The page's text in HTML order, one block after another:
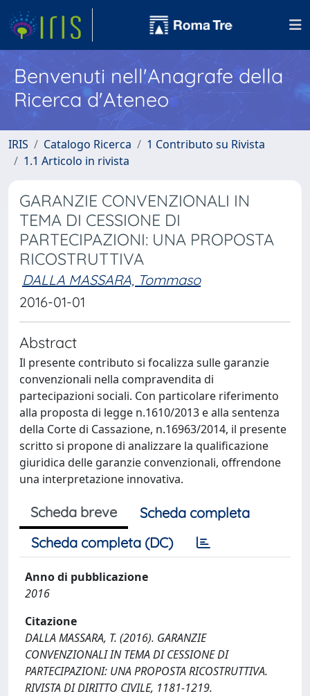
Benvenuti nell'Anagrafe della
Ricerca d'Ateneo
IRIS Catalogo Ricerca
1 Contributo su Rivista
1.1 Articolo in rivista
GARANZIE CONVENZIONALI IN
TEMA DI CESSIONE DI
PARTECIPAZIONI: UNA PROPOSTA
RICOSTRUTTIVA
DALLA MASSARA, Tommaso
2016-01-01
Abstract
Il presente contributo si focalizza sulle garanzie
convenzionali nella compravendita di
partecipazioni sociali. Con particolare riferimento
alla proposta di legge n.1610/2013 e alla sentenza
della Corte di Cassazione, n.16963/2014, il presente
scritto si propone di analizzare la qualificazione
giuridica delle garanzie convenzionali, offrendone
una interpretazione innovativa.
Scheda breve
Scheda completa
Scheda completa (DC)
Anno di pubblicazione
2016
Citazione
DALLA MASSARA, T. (2016). GARANZIE
CONVENZIONALI IN TEMA DI CESSIONE DI
PARTECIPAZIONI: UNA PROPOSTA RICOSTRUTTIVA.
RIVISTA DI DIRITTO CIVILE, 1181-1219.